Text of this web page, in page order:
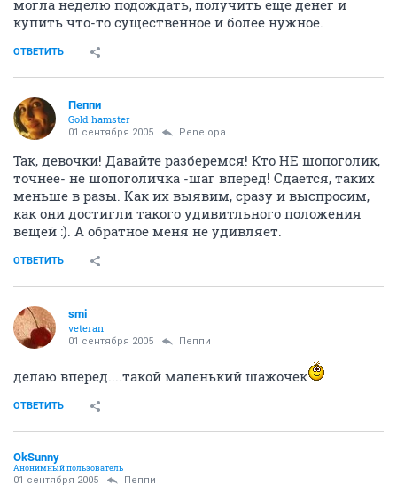
могла неделю подождать, получить еще денег и
купить что-то существенное и более нужное.
ОТВЕТИТЬ
Пеппи
Gold hamster
01 сентября 2005 Penelopa
Так, девочки! Давайте разберемся! Кто НЕ шопоголик,
точнее- не шопоголичка -шаг вперед! Сдается, таких
меньше в разы. Как их выявим, сразу и выспросим,
как они достигли такого удивитльного положения
вещей :). А обратное меня не удивляет.
ОТВЕТИТЬ
smi
veteran
01 сентября 2005 Пеппи
делаю вперед....такой маленький шажочек
ОТВЕТИТЬ
OkSunny
Анонимный пользователь
01 сентября 2005 Пеппи